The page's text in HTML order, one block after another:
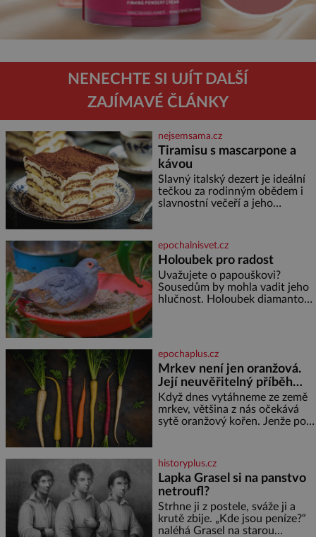
NENECHTE SI UJÍT DALŠÍ
ZAJÍMAVÉ ČLÁNKY
nejsemsama.cz
Tiramisu s mascarpone a
kávou
Slavný italský dezert je ideální
tečkou za rodinným obědem i
slavnostní večeří a jeho
osoby: 250 g mascarpone 3
vejce 80 g cukru 200 g
cukrářských piškotů 250 ml
silné kávy 2 lžíce amaretta
kakao na posypání Postup:
Oddělte žloutky od bílků.
vznikl hladký
epochalnisvet.cz
Holoubek pro radost
Uvažujete o papouškovi?
Sousedům by mohla vadit jeho
hlučnost. Holoubek diamantový
chovatele začátečníky. Jedná
se o nenáročného klidného
ptáčka, který většinu dne jen
posedává. Hodně času tráví na
zemi, kde sbírá zbytky semínek
Jeho domovinou je prakticky
celá Austrálie s výjimkou
pobřežní oblasti.
epochaplus.cz
Mrkev není jen oranžová.
Její neuvěřitelný příběh
začíná fialovou barvou
Když dnes vytáhneme ze země
mrkev, většina z nás očekává
sytě oranžový kořen. Jenže po
oranžová. Je fialová, žlutá, bílá,
někdy dokonce téměř černá. Až
díky stovkám let pečlivého
šlechtění se z ní stává zelenina,
bez které si českou zahradu ani
nedokážeme představit. Její
příběh je
historyplus.cz
Lapka Grasel si na panstvo
netroufl?
Strhne ji z postele, sváže ji a
krutě zbije. „Kde jsou peníze?“
naléhá Grasel na starou